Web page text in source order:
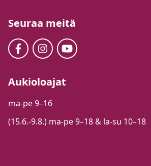
Seuraa meitä
Aukioloajat
ma-pe 9–16
(15.6.-9.8.) ma-pe 9–18 & la-su 10–18